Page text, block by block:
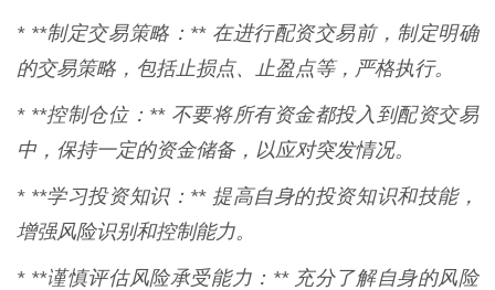
* **制定交易策略：** 在进行配资交易前，制定明确
的交易策略，包括止损点、止盈点等，严格执行。
* **控制仓位：** 不要将所有资金都投入到配资交易
中，保持一定的资金储备，以应对突发情况。
* **学习投资知识：** 提高自身的投资知识和技能，
增强风险识别和控制能力。
* **谨慎评估风险承受能力：** 充分了解自身的风险